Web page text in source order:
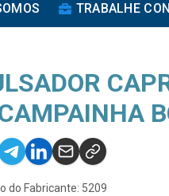
TRABALHE
do Fabricante: 5209